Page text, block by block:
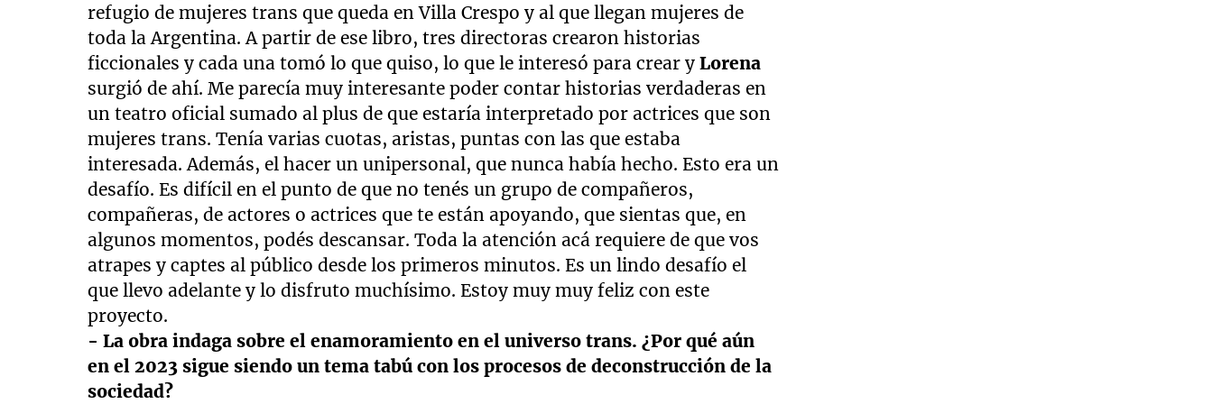
refugio de mujeres trans que queda en Villa Crespo y al que llegan mujeres de
toda la Argentina. A partir de ese libro, tres directoras crearon historias
ficcionales y cada una tomó lo que quiso, lo que le interesó para crear yLorena
surgió de ahí. Me parecía muy interesante poder contar historias verdaderas en
un teatro oficial sumado al plus de que estaría interpretado por actrices que son
mujeres trans. Tenía varias cuotas, aristas, puntas con las que estaba
interesada. Además, el hacer un unipersonal, que nunca había hecho. Esto era un
desafío. Es difícil en el punto de que no tenés un grupo de compañeros,
compañeras, de actores o actrices que te están apoyando, que sientas que, en
algunos momentos, podés descansar. Toda la atención acá requiere de que vos
atrapes y captes al público desde los primeros minutos. Es un lindo desafío el
que llevo adelante y lo disfruto muchísimo. Estoy muy muy feliz con este
proyecto.
- La obra indaga sobre el enamoramiento en el universo trans. ¿Por qué aún
en el 2023 sigue siendo un tema tabú con los procesos de deconstrucción de la
sociedad?